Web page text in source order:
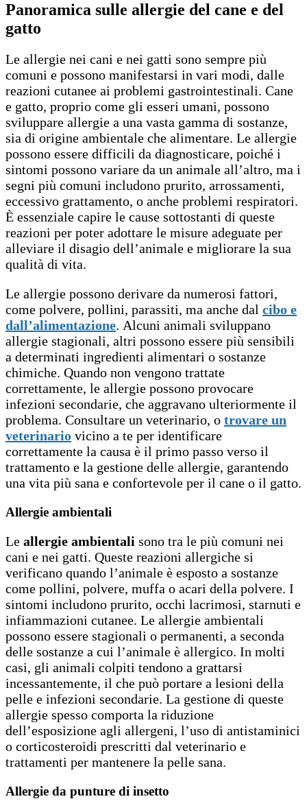
Panoramica sulle allergie del cane e del
gatto
Le allergie nei cani e nei gatti sono sempre più
comuni e possono manifestarsi in vari modi, dalle
reazioni cutanee ai problemi gastrointestinali. Cane
e gatto, proprio come gli esseri umani, possono
sviluppare allergie a una vasta gamma di sostanze,
sia di origine ambientale che alimentare. Le allergie
possono essere difficili da diagnosticare, poiché i
sintomi possono variare da un animale all’altro, ma i
segni più comuni includono prurito, arrossamenti,
eccessivo grattamento, o anche problemi respiratori.
È essenziale capire le cause sottostanti di queste
reazioni per poter adottare le misure adeguate per
alleviare il disagio dell’animale e migliorare la sua
qualità di vita.
Le allergie possono derivare da numerosi fattori,
come polvere, pollini, parassiti, ma anche dal cibo e
dall’alimentazione. Alcuni animali sviluppano
allergie stagionali, altri possono essere più sensibili
a determinati ingredienti alimentari o sostanze
chimiche. Quando non vengono trattate
correttamente, le allergie possono provocare
infezioni secondarie, che aggravano ulteriormente il
problema. Consultare un veterinario, o trovare un
veterinario vicino a te per identificare
correttamente la causa è il primo passo verso il
trattamento e la gestione delle allergie, garantendo
una vita più sana e confortevole per il cane o il gatto.
Allergie ambientali
Le allergie ambientali sono tra le più comuni nei
cani e nei gatti. Queste reazioni allergiche si
verificano quando l’animale è esposto a sostanze
come pollini, polvere, muffa o acari della polvere. I
sintomi includono prurito, occhi lacrimosi, starnuti e
infiammazioni cutanee. Le allergie ambientali
possono essere stagionali o permanenti, a seconda
delle sostanze a cui l’animale è allergico. In molti
casi, gli animali colpiti tendono a grattarsi
incessantemente, il che può portare a lesioni della
pelle e infezioni secondarie. La gestione di queste
allergie spesso comporta la riduzione
dell’esposizione agli allergeni, l’uso di antistaminici
o corticosteroidi prescritti dal veterinario e
trattamenti per mantenere la pelle sana.
Allergie da punture di insetto